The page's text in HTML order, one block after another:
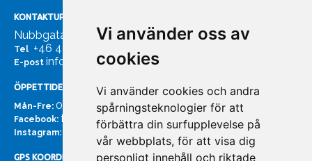
Vi använder oss av
cookies
Vi använder cookies och andra
spårningsteknologier för att
förbättra din surfupplevelse på
vår webbplats, för att visa dig
personligt innehåll och riktade
KONTAKTUPPGIFTER
Nubbgatan 7, 211 24 Malmö
Tel +46 40185561
E-post info@bachmans.se
ÖPPETTIDER
Mån-Fre: 07:00 - 16:00
Facebook: facebook.com/bachmans.se
Instagram: instagram.com/bachmans.se
GPS KOORDINATER